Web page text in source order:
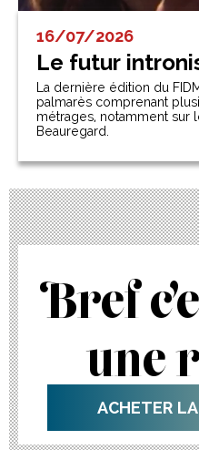
16/07/2026
Le futur
La dernière édition du
palmarès comprenant
métrages, notamment sur
Beauregard.
Bref
une
ACHETER